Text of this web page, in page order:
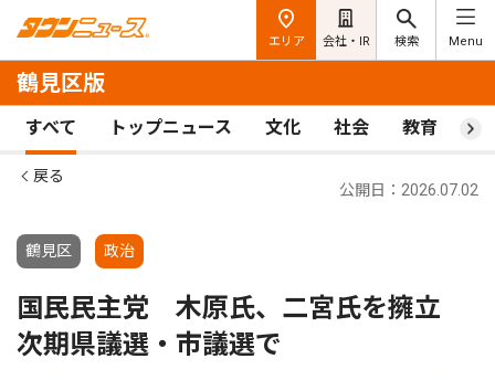
エリア 会社・IR 検索 Menu
鶴見区版
すべて トップニュース 文化 社会 教育 ス
戻る
鶴見区 政治
公開日：2026.07.02
国民民主党 木原氏、二宮氏を擁立
次期県議選・市議選で